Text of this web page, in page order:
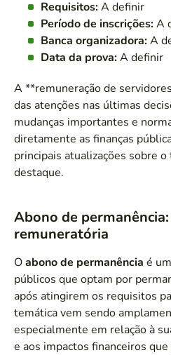
Requisitos:A definir
Período de inscrições:A
Banca organizadora:A
Data da prova:A definir
A **remuneração de
das atenções nas últimas
mudanças importantes e
diretamente as finanças
principais atualizações sobre
destaque.
Abono de
remuneratória
Oabono de permanência é
públicos que optam por
após atingirem os requisitos
temática vem sendo
especialmente em relação à
e aos impactos financeiros